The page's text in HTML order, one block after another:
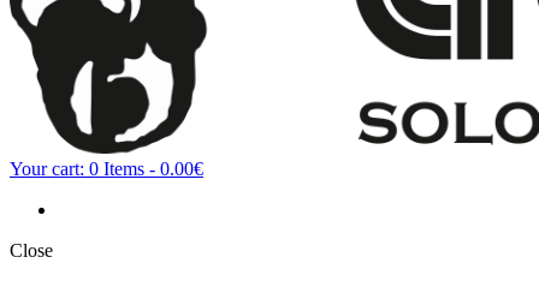
Your cart: 0 Items - 0.00€
Close